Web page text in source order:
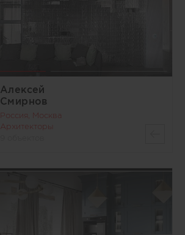
Алексей
Смирнов
Россия, Москва
Архитекторы